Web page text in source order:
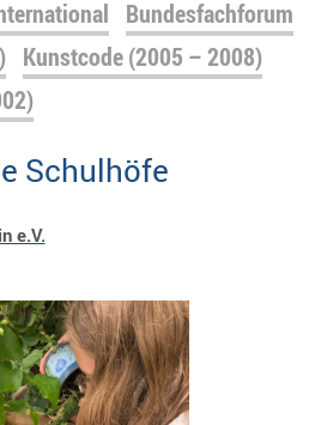
Bundesfachforum
Kunstcode (2005 – 2008)
Schulhöfe
e.V.